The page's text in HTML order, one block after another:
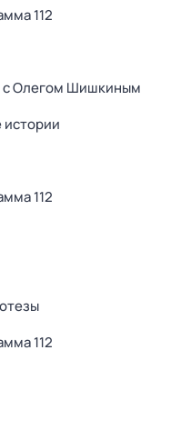
112
с Олегом Шишкиным
112
112